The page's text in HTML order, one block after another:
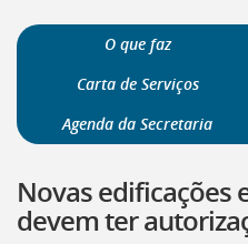
acessibilidade
para
a
inicial
Portal
O que faz
Carta de Serviços
Agenda da Secretaria
Novas edificações
devem ter